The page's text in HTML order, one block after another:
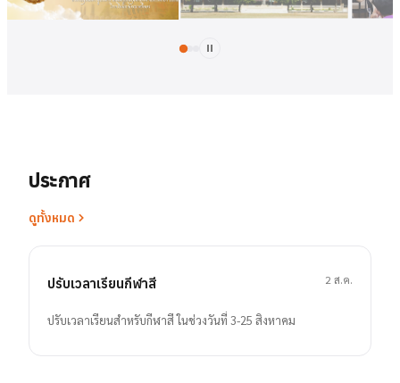
ประกาศ
ดูทั้งหมด
ปรับเวลาเรียนกีฬาสี
ปรับเวลาเรียนสำหรับกีฬาสี ในช่วงวันที่ 3-25 สิงหาคม
2 ส.ค.